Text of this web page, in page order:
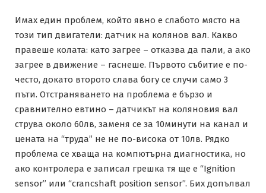
Имах един проблем, който явно е слабото място на
този тип двигатели: датчик на колянов вал. Какво
правеше колата: като загрее – отказва да пали, а ако
загрее в движение – гаснеше. Първото събитие е по-
често, докато второто слава богу се случи само 3
пъти. Отстраняването на проблема е бързо и
сравнително евтино – датчикът на коляновия вал
струва около 60лв, заменя се за 10минути на канал и
цената на “труда” не не по-висока от 10лв. Рядко
проблема се хваща на компютърна диагностика, но
ако контролера е записал грешка тя ще е “Ignition
sensor” или “crancshaft position sensor”. Бих допълвал